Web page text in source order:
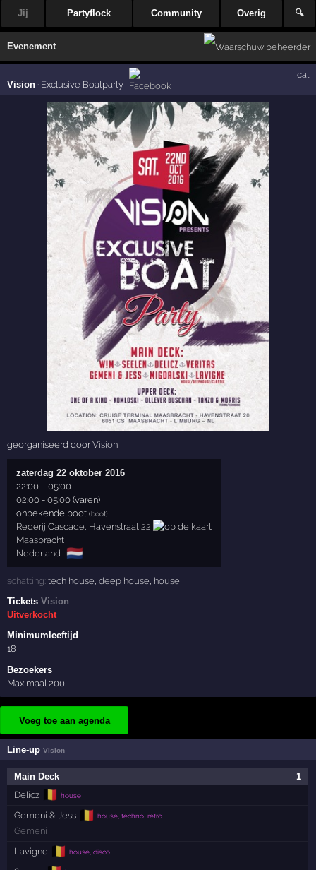
Jij Partyflock Community Overig 🔍
Evenement
Vision · Exclusive Boatparty
ical
georganiseerd doorVision
zaterdag 22 oktober 2016
22:00 –05:00
02:00 - 05:00 (varen)
onbekende boot (boot)
Rederij Cascade, Havenstraat 22
Maasbracht
Nederland
🇳🇱
schatting:tech house ,deep house house
TicketsVision
Uitverkocht
Minimumleeftijd
18
Bezoekers
Maximaal 200.
Voeg toe aan agenda
Line-upVision
1
Main Deck
Delicz 🇧🇪 house
Gemeni & Jess 🇧🇪 house, techno, retro
Gemeni
Lavigne 🇧🇪 house, disco